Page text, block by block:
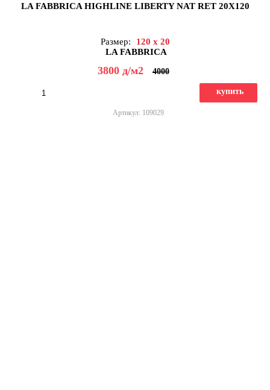
LA FABBRICA HIGHLINE LIBERTY NAT RET 20X120
Размер:
120 x 20
LA FABBRICA
3800 д/м2 4000
купить
Артикул: 109029